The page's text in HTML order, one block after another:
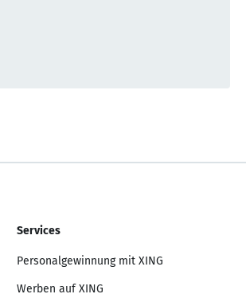
Services
Personalgewinnung mit XING
Werben auf XING